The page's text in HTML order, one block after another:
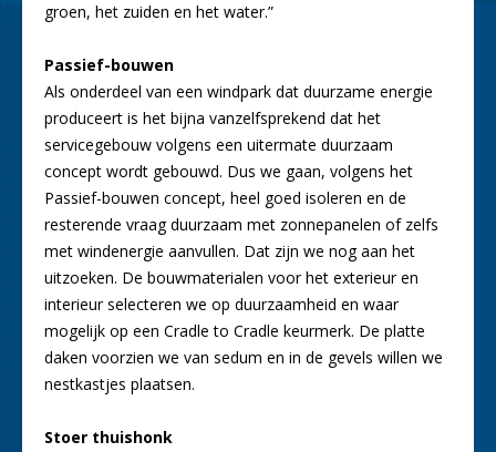
groen, het zuiden en het water.”
Passief-bouwen
Als onderdeel van een windpark dat duurzame energie
produceert is het bijna vanzelfsprekend dat het
servicegebouw volgens een uitermate duurzaam
concept wordt gebouwd. Dus we gaan, volgens het
Passief-bouwen concept, heel goed isoleren en de
resterende vraag duurzaam met zonnepanelen of zelfs
met windenergie aanvullen. Dat zijn we nog aan het
uitzoeken. De bouwmaterialen voor het exterieur en
interieur selecteren we op duurzaamheid en waar
mogelijk op een Cradle to Cradle keurmerk. De platte
daken voorzien we van sedum en in de gevels willen we
nestkastjes plaatsen.
Stoer thuishonk